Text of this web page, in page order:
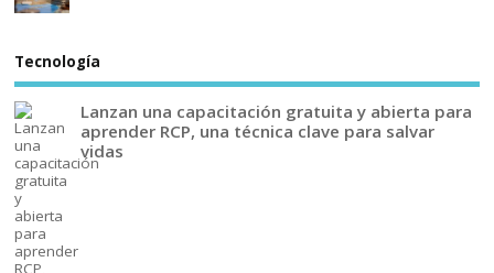
Tecnología
Lanzan una capacitación gratuita y abierta para
aprender RCP, una técnica clave para salvar
vidas